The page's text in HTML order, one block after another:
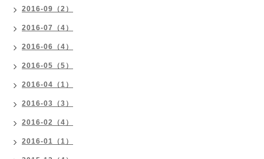
2016-09（2）
2016-07（4）
2016-06（4）
2016-05（5）
2016-04（1）
2016-03（3）
2016-02（4）
2016-01（1）